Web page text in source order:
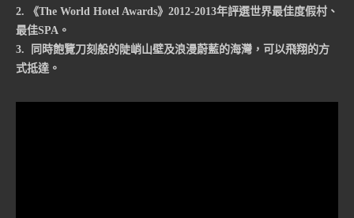
2. 《The World Hotel Awards》2012-2013年評選世界最佳度假村、
最佳SPA。
3. 同時飽覽刀刻般的陡峭山壁及浪漫蔚藍的海灣，可以飛翔的方
式抵達。